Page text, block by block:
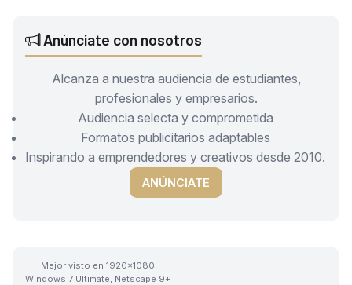
Anúnciate con nosotros
Alcanza a nuestra audiencia de estudiantes,
profesionales y empresarios.
Audiencia selecta y comprometida
Formatos publicitarios adaptables
Inspirando a emprendedores y creativos desde 2010.
ANÚNCIATE
Mejor visto en 1920x1080
Windows 7 Ultimate, Netscape 9+